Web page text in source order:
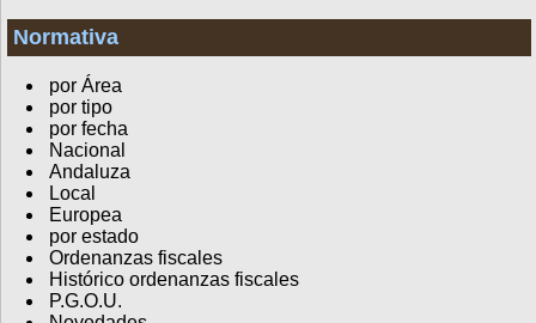
Normativa
por Área
por tipo
por fecha
Nacional
Andaluza
Local
Europea
por estado
Ordenanzas fiscales
Histórico ordenanzas fiscales
P.G.O.U.